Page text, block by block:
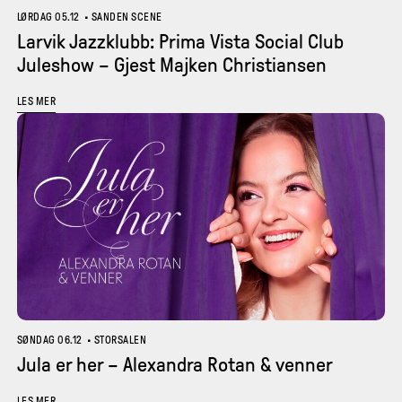
LØRDAG 05.12 • SANDEN SCENE
Larvik Jazzklubb: Prima Vista Social Club
Juleshow – Gjest Majken Christiansen
LES MER
SØNDAG 06.12 • STORSALEN
Jula er her – Alexandra Rotan & venner